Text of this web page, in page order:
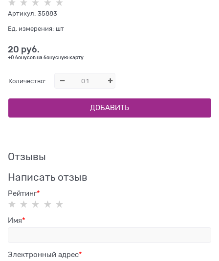
Артикул: 35883
Ед. измерения: шт
20 руб.
+0 бонусов на бонусную карту
Количество:
ДОБАВИТЬ
Отзывы
Написать отзыв
Рейтинг
Имя
Электронный адрес